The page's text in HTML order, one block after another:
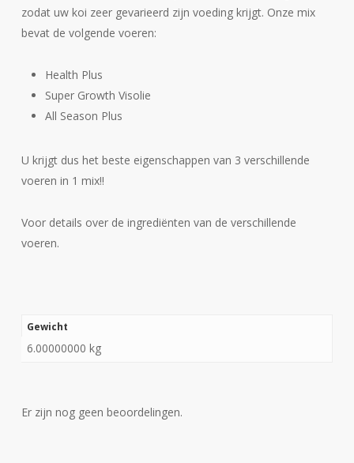
zodat uw koi zeer gevarieerd zijn voeding krijgt. Onze mix
bevat de volgende voeren:
Health Plus
Super Growth Visolie
All Season Plus
U krijgt dus het beste eigenschappen van 3 verschillende
voeren in 1 mix!!
Voor details over de ingrediënten van de verschillende
voeren.
Gewicht
6.00000000 kg
Er zijn nog geen beoordelingen.